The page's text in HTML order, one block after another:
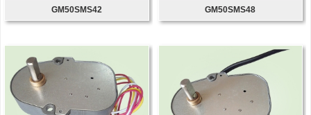
GM50SMS42 GM50SMS48